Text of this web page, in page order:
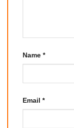
Name *
Email *